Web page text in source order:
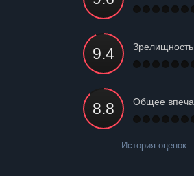
Зрелищность
Общее
История оценок